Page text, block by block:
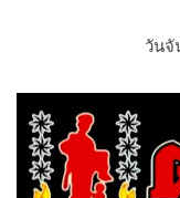
วันจั